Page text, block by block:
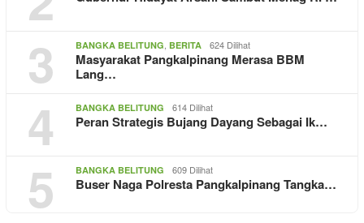
3 BANGKA BELITUNG BERITA 624 Dilihat
Masyarakat Pangkalpinang Merasa BBM
Lang…
4 BANGKA BELITUNG 614 Dilihat
Peran Strategis Bujang Dayang Sebagai Ik…
5 BANGKA BELITUNG 609 Dilihat
Buser Naga Polresta Pangkalpinang Tangka…